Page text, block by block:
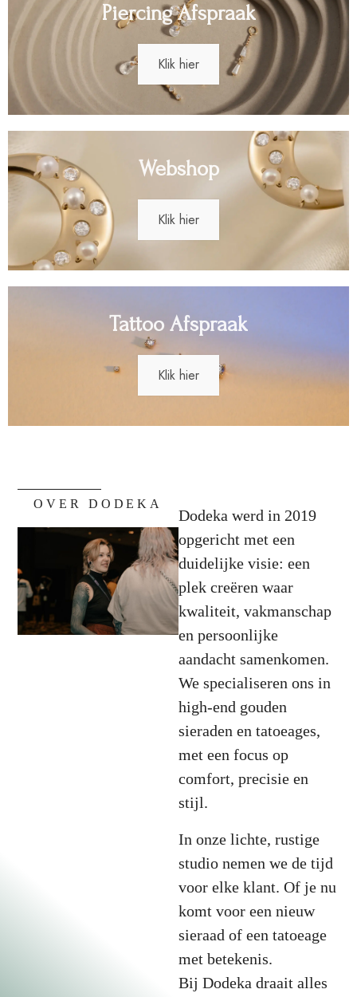
Piercing Afspraak
Klik hier
Webshop
Klik hier
Tattoo Afspraak
Klik hier
OVER DODEKA
Dodeka werd in 2019
opgericht met een
duidelijke visie: een
plek creëren waar
kwaliteit, vakmanschap
en persoonlijke
aandacht samenkomen.
We specialiseren ons in
high-end gouden
sieraden en tatoeages,
met een focus op
comfort, precisie en
stijl.
In onze lichte, rustige
studio nemen we de tijd
voor elke klant. Of je nu
komt voor een nieuw
sieraad of een tatoeage
met betekenis.
Bij Dodeka draait alles